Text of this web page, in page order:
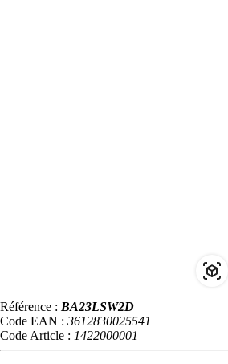
Référence : BA23LSW2D
Code EAN : 3612830025541
Code Article : 1422000001